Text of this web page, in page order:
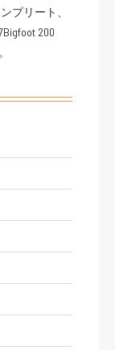
プリート、
200